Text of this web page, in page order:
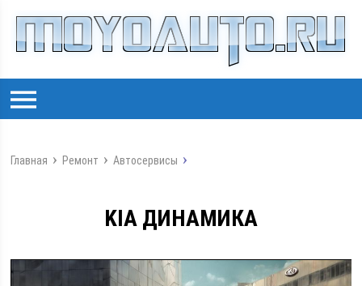
Главная Ремонт Автосервисы
KIA ДИНАМИКА